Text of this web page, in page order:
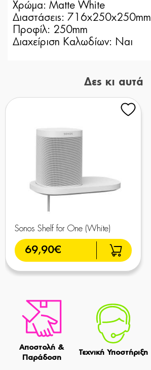
Χρώμα: Matte White
Διαστάσεις: 716x250x250mm
Προφίλ: 250mm
Διαχείριση Καλωδίων: Ναι
Δες κι αυτά
Sonos Shelf for One (White)
69,90€
Αποστολή &
Παράδοση
Τεχνική Υποστήριξη